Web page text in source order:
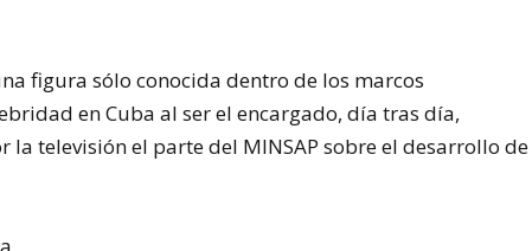
figura sólo conocida dentro de los marcos
en Cuba al ser el encargado, día tras día,
televisión el parte del MINSAP sobre el desarrollo de